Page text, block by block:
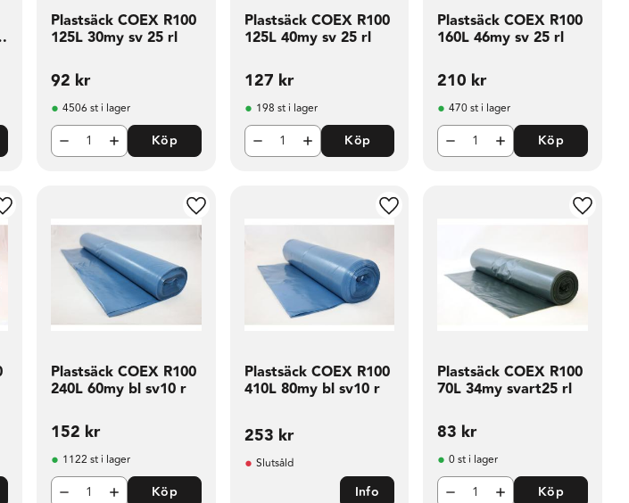
Plastsäck COEX R100
125L 30my sv 25 rl
92 kr
4506 st i lager
Köp
Plastsäck COEX R100
125L 40my sv 25 rl
127 kr
198 st i lager
Köp
Plastsäck COEX R100
160L 46my sv 25 rl
210 kr
470 st i lager
Köp
Lägg till i favoriter
Plastsäck COEX R100
240L 60my bl sv10 r
152 kr
Lägg till i favoriter
1122 st i lager
Köp
Plastsäck COEX R100
410L 80my bl sv10 r
253 kr
Lägg till i favoriter
Slutsåld
Info
Plastsäck COEX R100
70L 34my svart25 rl
83 kr
Lägg
0 st i lager
Köp